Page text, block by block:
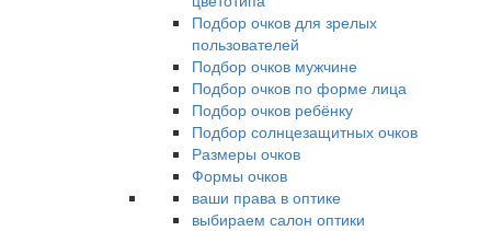
Подбор очков для зрелых
пользователей
Подбор очков мужчине
Подбор очков по форме лица
Подбор очков ребёнку
Подбор солнцезащитных очков
Размеры очков
Формы очков
ваши права в оптике
выбираем салон оптики